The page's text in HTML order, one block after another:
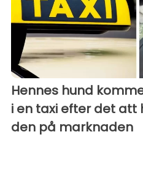
Hennes hund
i en taxi efter det
den på marknaden